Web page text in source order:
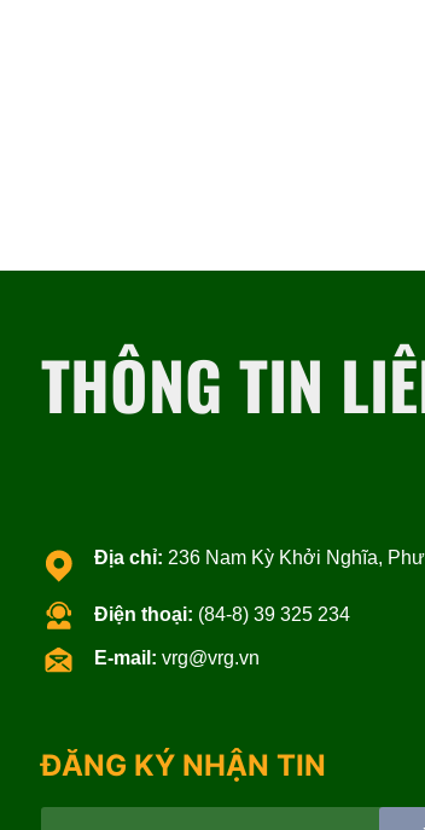
THÔNG TIN
Địa chỉ: 236 Nam Kỳ Khởi Nghĩa,
Điện thoại: (84-8) 39 325 234
E-mail: vrg@vrg.vn
ĐĂNG KÝ NHẬN TIN